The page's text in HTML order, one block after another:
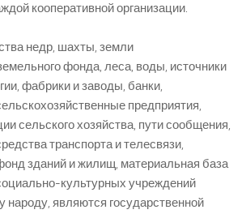
кооперативной организации.
недр, шахты, земли
фонда, леса, воды, источники
фабрики и заводы, банки,
предприятия,
сельского хозяйства, пути сообщения,
транспорта и телесвязи,
зданий и жилищ, материальная база
культурных учреждений
народу, являются государственной